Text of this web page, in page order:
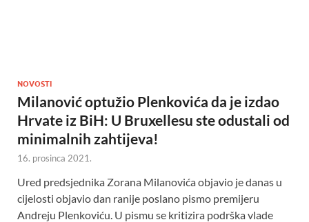
NOVOSTI
Milanović optužio Plenkovića da je izdao
Hrvate iz BiH: U Bruxellesu ste odustali od
minimalnih zahtijeva!
16. prosinca 2021.
Ured predsjednika Zorana Milanovića objavio je danas u
cijelosti objavio dan ranije poslano pismo premijeru
Andreju Plenkoviću. U pismu se kritizira podrška vlade